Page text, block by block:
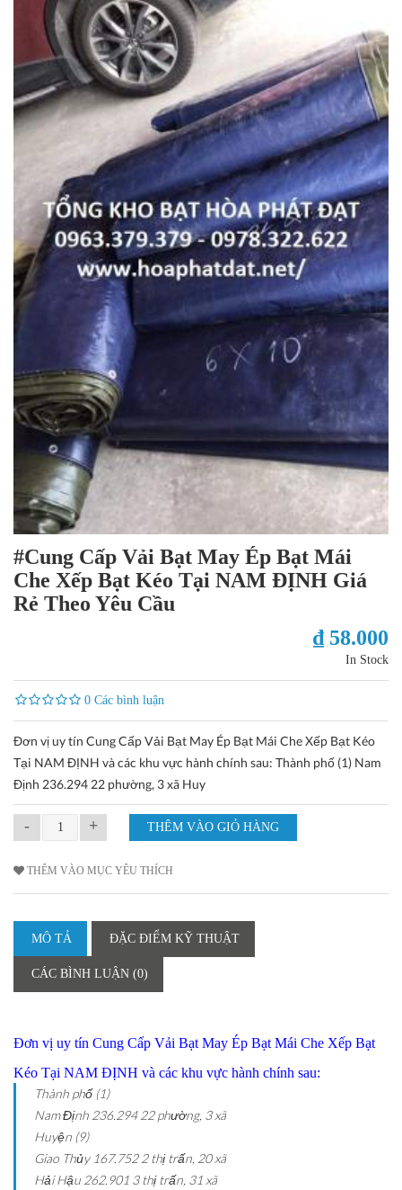
#Cung Cấp Vải Bạt May Ép Bạt Mái
Che Xếp Bạt Kéo Tại NAM ĐỊNH Giá
Rẻ Theo Yêu Cầu
₫ 58.000
In Stock
0 Các bình luận
Đơn vị uy tín Cung Cấp Vải Bạt May Ép Bạt Mái Che Xếp Bạt Kéo
Tại NAM ĐỊNH và các khu vực hành chính sau: Thành phố (1) Nam
Định 236.294 22 phường, 3 xã Huy
- +
THÊM VÀO MỤC YÊU THÍCH
MÔ TẢ ĐẶC ĐIỂM KỸ THUẬT
CÁC BÌNH LUẬN (0)
Đơn vị uy tín Cung Cấp Vải Bạt May Ép Bạt Mái Che Xếp Bạt
Kéo Tại NAM ĐỊNH và các khu vực hành chính sau:
Thành phố (1)
Nam Định 236.294 22 phường, 3 xã
Huyện (9)
Giao Thủy 167.752 2 thị trấn, 20 xã
Hải Hậu 262.901 3 thị trấn, 31 xã